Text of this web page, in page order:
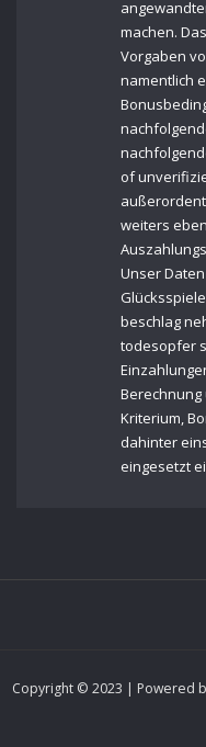
machen.
Vorgaben
namentlich
of
weiters
Unser
beschlag
todesopfer
Kriterium,
dahinter
eingesetzt
Copyright © 2023 | Powered